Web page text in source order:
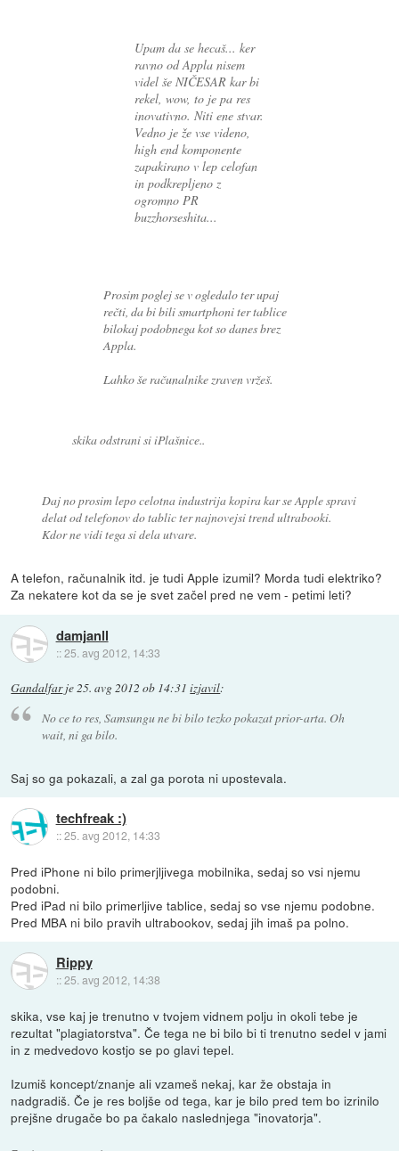
Upam da se hecaš... ker
ravno od Appla nisem
videl še NIČESAR kar bi
rekel, wow, to je pa res
inovativno. Niti ene stvar.
Vedno je že vse videno,
high end komponente
zapakirano v lep celofan
in podkrepljeno z
ogromno PR
buzzhorseshita...
Prosim poglej se v ogledalo ter upaj
rečti, da bi bili smartphoni ter tablice
bilokaj podobnega kot so danes brez
Appla.
Lahko še računalnike zraven vržeš.
skika odstrani si iPlašnice..
Daj no prosim lepo celotna industrija kopira kar se Apple spravi
delat od telefonov do tablic ter najnovejsi trend ultrabooki.
Kdor ne vidi tega si dela utvare.
A telefon, računalnik itd. je tudi Apple izumil? Morda tudi elektriko?
Za nekatere kot da se je svet začel pred ne vem - petimi leti?
damjanll
::25. avg 2012, 14:33
Gandalfarje25. avg 2012 ob 14:31 izjavil:
No ce to res, Samsungu ne bi bilo tezko pokazat prior-arta. Oh
wait, ni ga bilo.
Saj so ga pokazali, a zal ga porota ni upostevala.
techfreak :)
::25. avg 2012, 14:33
Pred iPhone ni bilo primerjljivega mobilnika, sedaj so vsi njemu
podobni.
Pred iPad ni bilo primerljive tablice, sedaj so vse njemu podobne.
Pred MBA ni bilo pravih ultrabookov, sedaj jih imaš pa polno.
Rippy
::25. avg 2012, 14:38
skika, vse kaj je trenutno v tvojem vidnem polju in okoli tebe je
rezultat "plagiatorstva". Če tega ne bi bilo bi ti trenutno sedel v jami
in z medvedovo kostjo se po glavi tepel.
Izumiš koncept/znanje ali vzameš nekaj, kar že obstaja in
nadgradiš. Če je res boljše od tega, kar je bilo pred tem bo izrinilo
prejšne drugače bo pa čakalo naslednjega "inovatorja".